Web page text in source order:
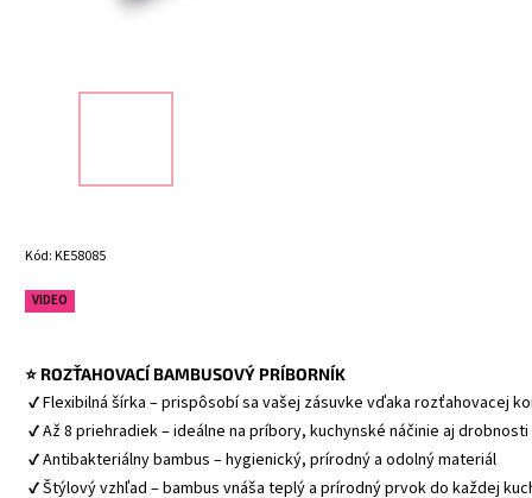
Kód:KE58085
⭐ ROZŤAHOVACÍ BAMBUSOVÝ PRÍBORNÍK
✔ Flexibilná šírka – prispôsobí sa vašej zásuvke vďaka rozťahovacej
✔ Až 8 priehradiek – ideálne na príbory, kuchynské náčinie aj drobnosti
✔ Antibakteriálny bambus – hygienický, prírodný a odolný materiál
✔ Štýlový vzhľad – bambus vnáša teplý a prírodný prvok do každej
VIDEO